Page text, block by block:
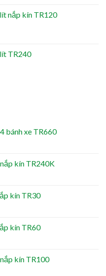
nắp kín TR120
TR240
bánh xe TR660
kín TR240K
kín TR30
kín TR60
kín TR100